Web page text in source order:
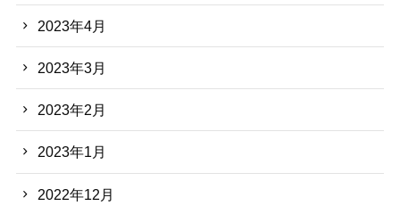
2023年4月
2023年3月
2023年2月
2023年1月
2022年12月